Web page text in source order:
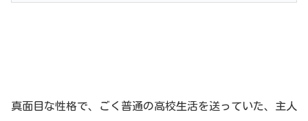
真面目な性格で、ごく普通の高校生活を送っていた、主人